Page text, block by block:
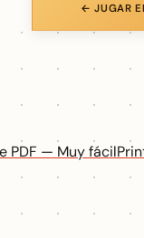
← JUGAR
PDF — Muy fácil